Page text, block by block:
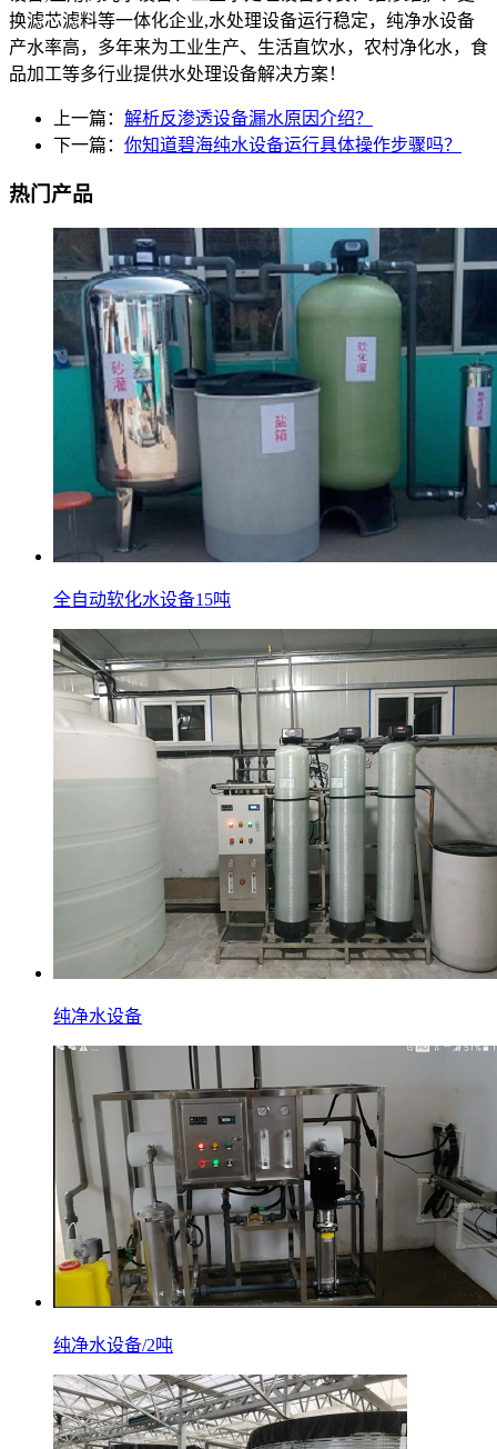
换滤芯滤料等一体化企业,水处理设备运行稳定，纯净水设备
产水率高，多年来为工业生产、生活直饮水，农村净化水，食
品加工等多行业提供水处理设备解决方案！
上一篇： 解析反渗透设备漏水原因介绍？
下一篇： 你知道碧海纯水设备运行具体操作步骤吗？
热门产品
全自动软化水设备15吨
纯净水设备
纯净水设备/2吨